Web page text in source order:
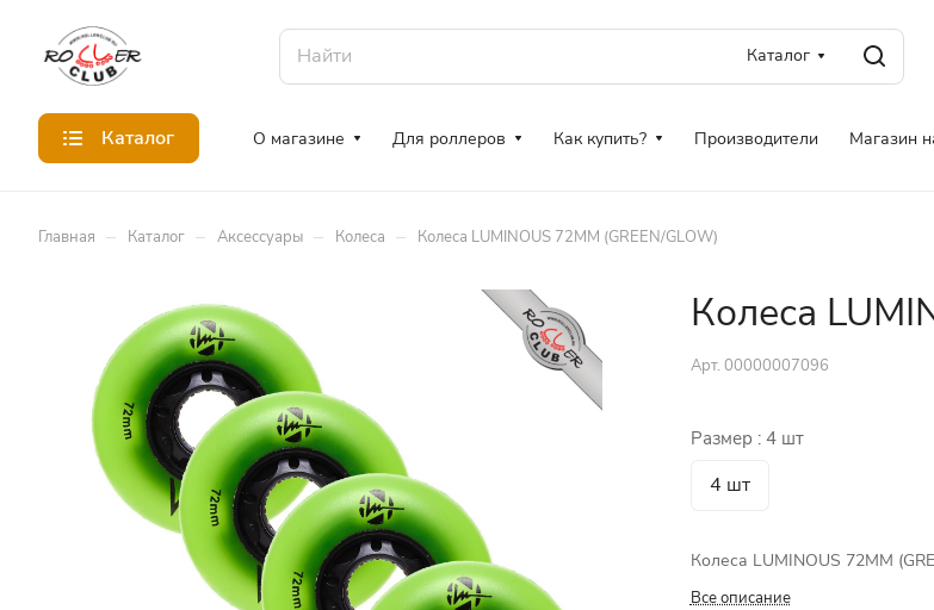
Каталог
Каталог О магазине Для роллеров Как купить? Производители Магазин
Главная – Каталог – Аксессуары – Колеса – Колеса LUMINOUS 72MM (GREEN/GLOW)
Колеса
Арт. 00000007096
Размер : 4 шт
4 шт
Колеса LUMINOUS 72MM
Все описание